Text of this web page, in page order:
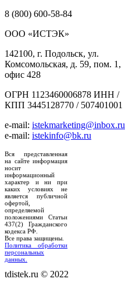
8 (800) 600-58-84
ООО «ИСТЭК»
142100, г. Подольск, ул.
Комсомольская, д. 59, пом. 1,
офис 428
ОГРН 1123460006878 ИНН /
КПП 3445128770 / 507401001
e-mail: istekmarketing@inbox.ru
e-mail: istekinfo@bk.ru
Вся представленная
на сайте информация
носит
информационный
характер и ни при
каких условиях не
является публичной
офертой,
определяемой
положениями Статьи
437(2) Гражданского
кодекса РФ.
Все права защищены.
Политика обработки
персональных
данных.
tdistek.ru © 2022